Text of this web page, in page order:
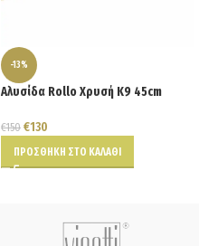
-13%
Αλυσίδα Rollo Χρυσή Κ9 45cm
€150 €130
ΠΡΟΣΘΉΚΗ ΣΤΟ ΚΑΛΆΘΙ